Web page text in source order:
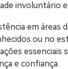
involuntário
em áreas
ou no
essenciais
e confiança.